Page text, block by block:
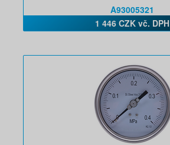
A93005321
1 446 CZK vč. DPH